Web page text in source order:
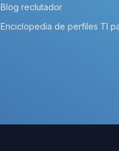
Blog reclutador
Enciclopedia de perfiles TI